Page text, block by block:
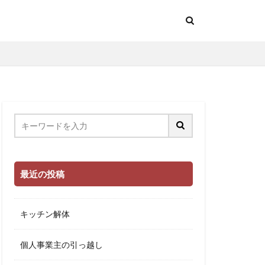
最近の投稿
キッチン解体
個人事業主の引っ越し